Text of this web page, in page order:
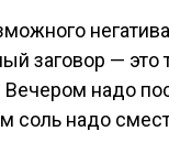
заговор — это
Вечером надо
соль надо